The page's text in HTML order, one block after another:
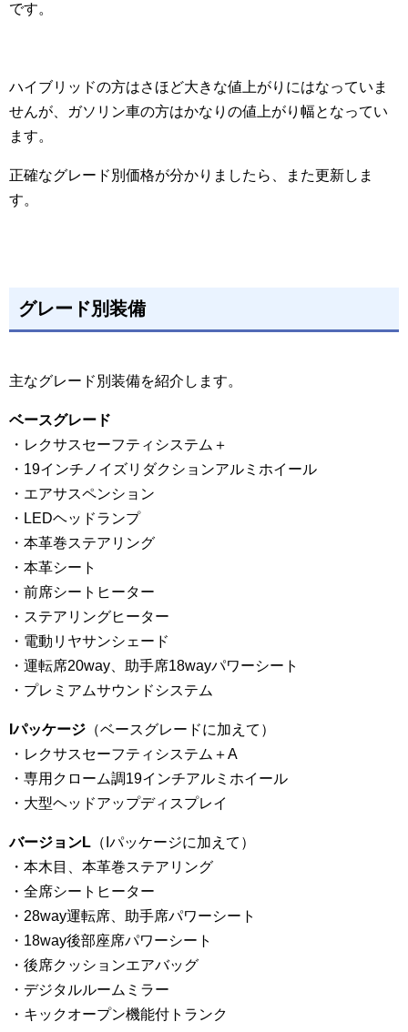
です。
ハイブリッドの方はさほど大きな値上がりにはなっていま
せんが、ガソリン車の方はかなりの値上がり幅となってい
ます。
正確なグレード別価格が分かりましたら、また更新しま
す。
グレード別装備
主なグレード別装備を紹介します。
ベースグレード
・レクサスセーフティシステム＋
・19インチノイズリダクションアルミホイール
・エアサスペンション
・LEDヘッドランプ
・本革巻ステアリング
・本革シート
・前席シートヒーター
・ステアリングヒーター
・電動リヤサンシェード
・運転席20way、助手席18wayパワーシート
・プレミアムサウンドシステム
Iパッケージ （ベースグレードに加えて）
・レクサスセーフティシステム＋A
・専用クローム調19インチアルミホイール
・大型ヘッドアップディスプレイ
バージョンL （Iパッケージに加えて）
・本木目、本革巻ステアリング
・全席シートヒーター
・28way運転席、助手席パワーシート
・18way後部座席パワーシート
・後席クッションエアバッグ
・デジタルルームミラー
・キックオープン機能付トランク